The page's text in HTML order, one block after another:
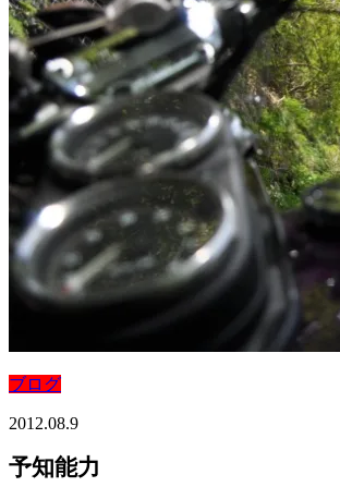
ブログ
2012.08.9
予知能力